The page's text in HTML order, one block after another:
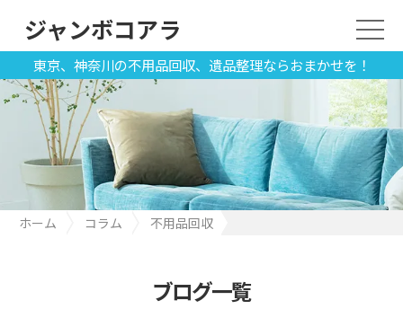
東京、神奈川の不用品回収、遺品整理ならおまかせを！
ジャンボコアラ
ホーム コラム
不用品回収
ブログ一覧